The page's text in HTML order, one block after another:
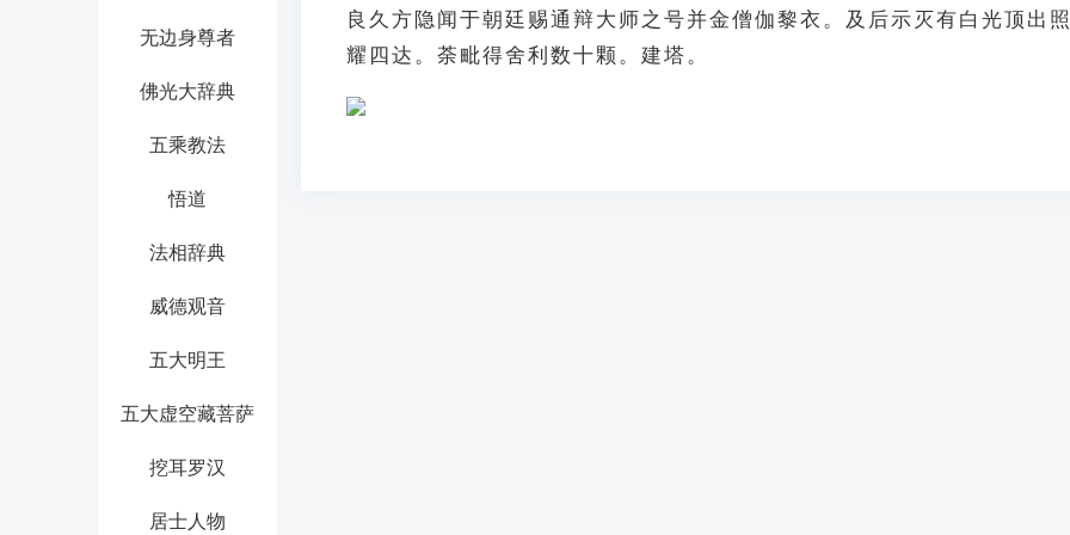
无边身尊者
佛光大辞典
五乘教法
悟道
法相辞典
威德观音
五大明王
五大虚空藏菩萨
挖耳罗汉
居士人物
良久方隐闻于朝廷赐通辩大师之号并金僧伽黎衣。及后示灭有白光顶出
耀四达。荼毗得舍利数十颗。建塔。